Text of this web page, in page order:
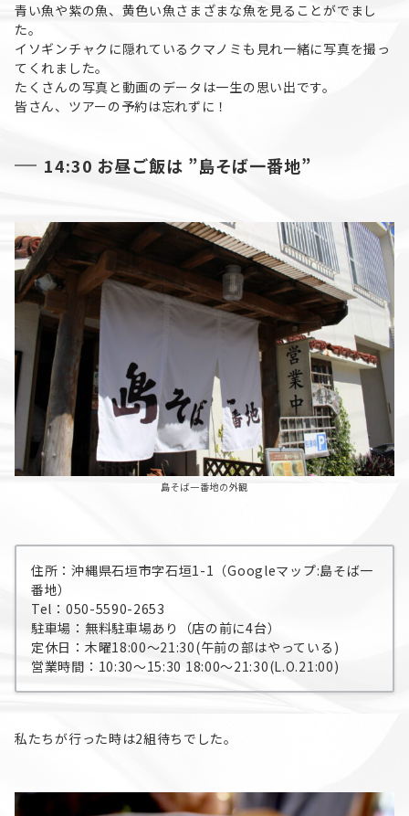
青い魚や紫の魚、黄色い魚さまざまな魚を見ることがでまし
た。
イソギンチャクに隠れているクマノミも見れ一緒に写真を撮っ
てくれました。
たくさんの写真と動画のデータは一生の思い出です。
皆さん、ツアーの予約は忘れずに！
14:30 お昼ご飯は ”島そば一番地”
島そば一番地の外観
住所：沖縄県石垣市字石垣1-1（Googleマップ:島そば一
番地）
Tel：050-5590-2653
駐車場：無料駐車場あり（店の前に4台）
定休日：木曜18:00〜21:30(午前の部はやっている)
営業時間：10:30～15:30 18:00〜21:30(L.O.21:00)
私たちが行った時は2組待ちでした。